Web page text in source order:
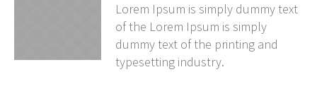
Lorem Ipsum is simply dummy text
of the Lorem Ipsum is simply
dummy text of the printing and
typesetting industry.